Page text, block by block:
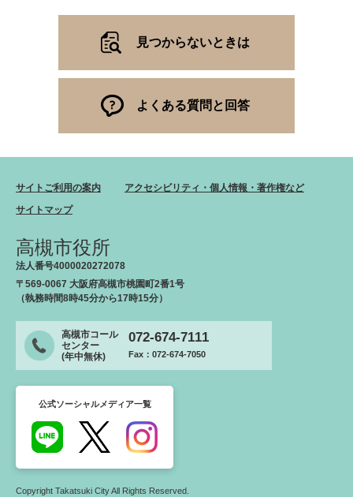
見つからないときは
よくある質問と回答
サイトご利用の案内
アクセシビリティ・個人情報・著作権など
サイトマップ
高槻市役所
法人番号4000020272078
〒569-0067 大阪府高槻市桃園町2番1号
（執務時間8時45分から17時15分）
高槻市コール
センター
(年中無休)
072-674-7111
Fax：072-674-7050
公式ソーシャルメディア一覧
Copyright Takatsuki City All Rights Reserved.